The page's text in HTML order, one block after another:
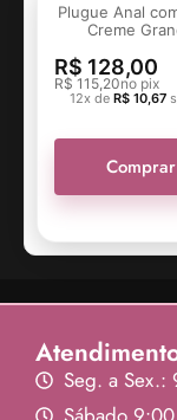
Plugue Anal
Creme
R$ 128,00
R$ 115,20no pix
12x de R$10,67
Comprar
Seg. a